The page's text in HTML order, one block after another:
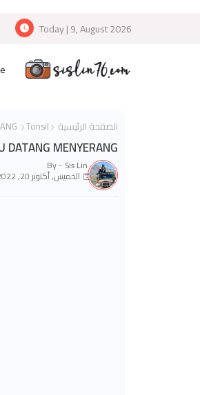
Today | 9, August 2026
الصفحة الرئيسية Tonsil
MENYERANG
By - Sis Lin
الخميس, أكتوبر 20, 2022